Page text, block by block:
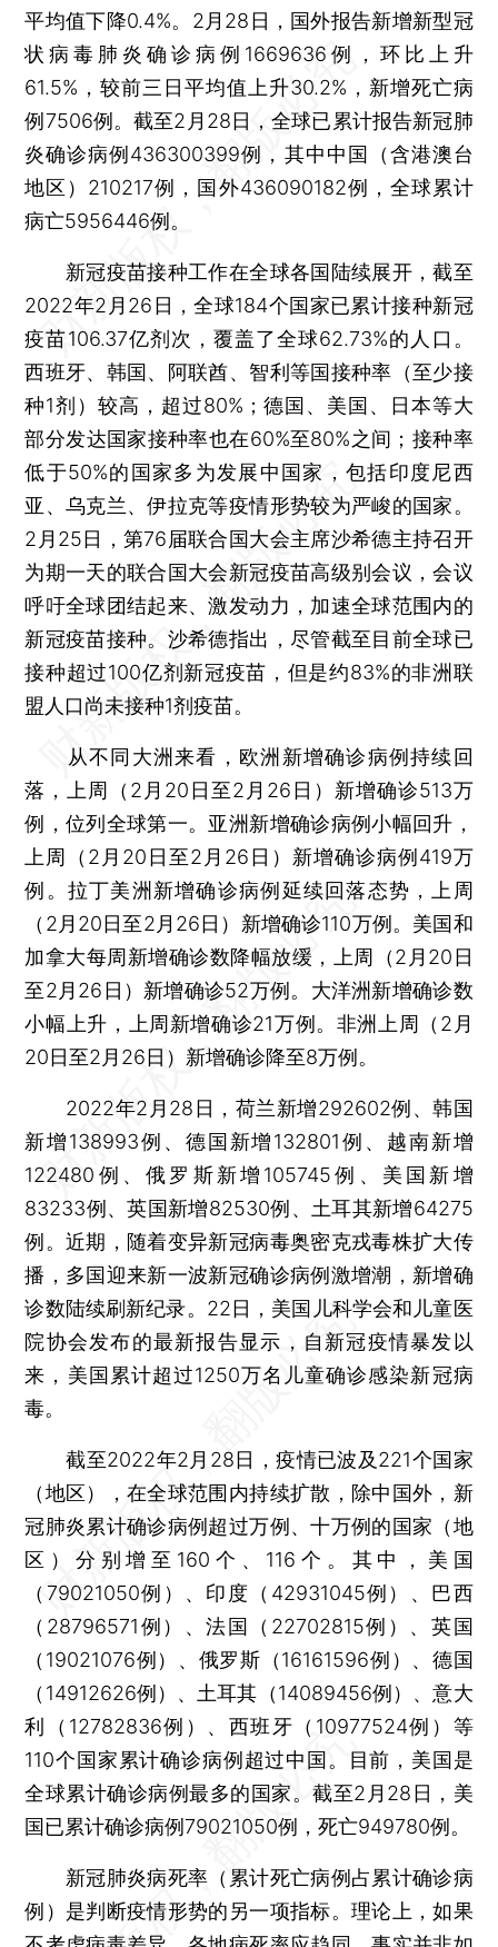
平均值下降0.4%。2月28日，国外报告新增新型冠
状病毒肺炎确诊病例1669636例，环比上升
61.5%，较前三日平均值上升30.2%，新增死亡病
例7506例。截至2月28日，全球已累计报告新冠肺
炎确诊病例436300399例，其中中国（含港澳台
地区）210217例，国外436090182例，全球累计
病亡5956446例。
新冠疫苗接种工作在全球各国陆续展开，截至
2022年2月26日，全球184个国家已累计接种新冠
疫苗106.37亿剂次，覆盖了全球62.73%的人口。
西班牙、韩国、阿联酋、智利等国接种率（至少接
种1剂）较高，超过80%；德国、美国、日本等大
部分发达国家接种率也在60%至80%之间；接种率
低于50%的国家多为发展中国家，包括印度尼西
亚、乌克兰、伊拉克等疫情形势较为严峻的国家。
2月25日，第76届联合国大会主席沙希德主持召开
为期一天的联合国大会新冠疫苗高级别会议，会议
呼吁全球团结起来、激发动力，加速全球范围内的
新冠疫苗接种。沙希德指出，尽管截至目前全球已
接种超过100亿剂新冠疫苗，但是约83%的非洲联
盟人口尚未接种1剂疫苗。
从不同大洲来看，欧洲新增确诊病例持续回
落，上周（2月20日至2月26日）新增确诊513万
例，位列全球第一。亚洲新增确诊病例小幅回升，
上周（2月20日至2月26日）新增确诊病例419万
例。拉丁美洲新增确诊病例延续回落态势，上周
（2月20日至2月26日）新增确诊110万例。美国和
加拿大每周新增确诊数降幅放缓，上周（2月20日
至2月26日）新增确诊52万例。大洋洲新增确诊数
小幅上升，上周新增确诊21万例。非洲上周（2月
20日至2月26日）新增确诊降至8万例。
2022年2月28日，荷兰新增292602例、韩国
新增138993例、德国新增132801例、越南新增
122480例、俄罗斯新增105745例、美国新增
83233例、英国新增82530例、土耳其新增64275
例。近期，随着变异新冠病毒奥密克戎毒株扩大传
播，多国迎来新一波新冠确诊病例激增潮，新增确
诊数陆续刷新纪录。22日，美国儿科学会和儿童医
院协会发布的最新报告显示，自新冠疫情暴发以
来，美国累计超过1250万名儿童确诊感染新冠病
毒。
截至2022年2月28日，疫情已波及221个国家
（地区），在全球范围内持续扩散，除中国外，新
冠肺炎累计确诊病例超过万例、十万例的国家（地
区）分别增至160个、116个。其中，美国
（79021050例）、印度（42931045例）、巴西
（28796571例）、法国（22702815例）、英国
（19021076例）、俄罗斯（16161596例）、德国
（14912626例）、土耳其（14089456例）、意大
利（12782836例）、西班牙（10977524例）等
110个国家累计确诊病例超过中国。目前，美国是
全球累计确诊病例最多的国家。截至2月28日，美
国已累计确诊病例79021050例，死亡949780例。
新冠肺炎病死率（累计死亡病例占累计确诊病
例）是判断疫情形势的另一项指标。理论上，如果